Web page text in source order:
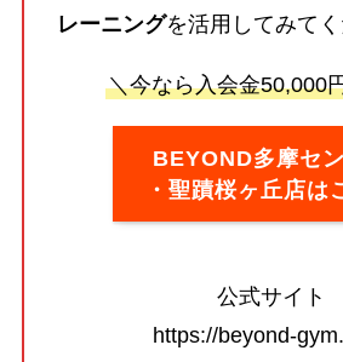
レーニングを活用してみてく
＼今なら入会金50,000
BEYOND多摩セ
・聖蹟桜ヶ丘店は
公式サイト
https://beyond-